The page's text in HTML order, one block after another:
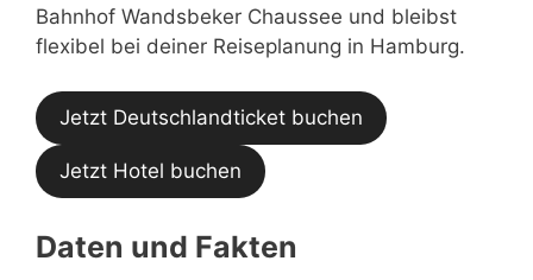
Bahnhof Wandsbeker Chaussee und bleibst
flexibel bei deiner Reiseplanung in Hamburg.
Jetzt Deutschlandticket buchen
Jetzt Hotel buchen
Daten und Fakten